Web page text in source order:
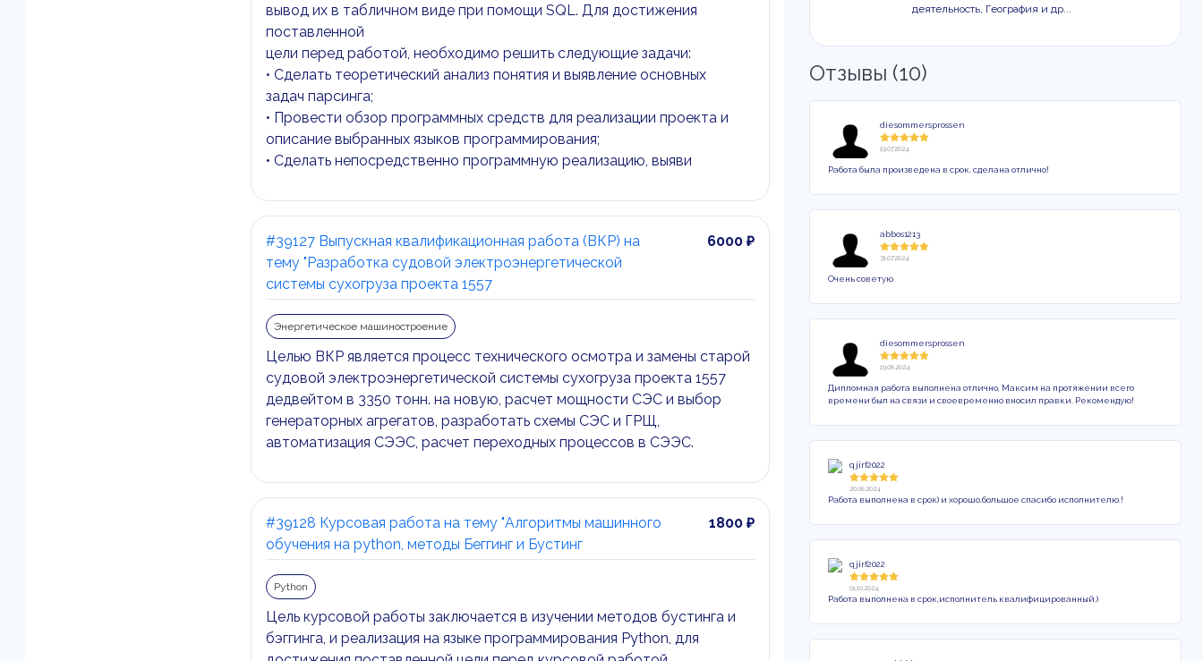
вывод их в табличном виде при помощи SQL. Для достижения
поставленной
цели перед работой, необходимо решить следующие задачи:
• Сделать теоретический анализ понятия и выявление основных
задач парсинга;
• Провести обзор программных средств для реализации проекта и
описание выбранных языков программирования;
• Сделать непосредственно программную реализацию, выяви
#39127 Выпускная квалификационная работа (ВКР) на
тему "Разработка судовой электроэнергетической
системы сухогруза проекта 1557
6000 ₽
Энергетическое машиностроение
Целью ВКР является процесс технического осмотра и замены старой
судовой электроэнергетической системы сухогруза проекта 1557
дедвейтом в 3350 тонн. на новую, расчет мощности СЭС и выбор
генераторных агрегатов, разработать схемы СЭС и ГРЩ,
автоматизация СЭЭС, расчет переходных процессов в СЭЭС.
#39128 Курсовая работа на тему "Алгоритмы машинного
обучения на python, методы Беггинг и Бустинг
1800 ₽
Python
Цель курсовой работы заключается в изучении методов бустинга и
бэггинга, и реализация на языке программирования Python, для
деятельность, География и др...
Отзывы (10)
diesommersprossen
19.07.2024
Работа была произведена в срок, сделана отлично!
abbos1213
31.07.2024
Очень советую
diesommersprossen
19.08.2024
Дипломная работа выполнена отлично, Максим на протяжении всего
времени был на связи и своевременно вносил правки. Рекомендую!
qjirf2022
20.08.2024
Работа выполнена в срок) и хорошо.большое спасибо исполнителю.!
qjirf2022
01.10.2024
Работа выполнена в срок,исполнитель квалифицированный.)